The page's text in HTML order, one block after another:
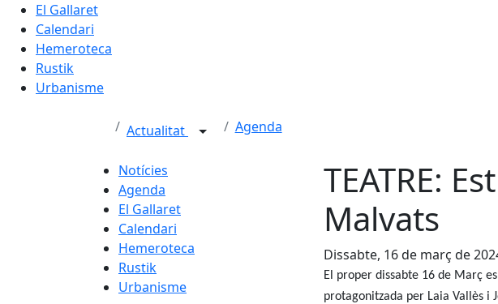
El Gallaret
Calendari
Hemeroteca
Rustik
Urbanisme
Actualitat Agenda
Notícies
Agenda
El Gallaret
Calendari
Hemeroteca
Rustik
Urbanisme
TEATRE:
Malvats
Dissabte, 16 de març de
El proper dissabte 16 de Març
protagonitzada per Laia Vallès i